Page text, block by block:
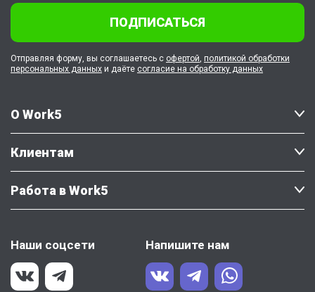
О Work5
Клиентам
Работа в Work5
Наши соцсети Напишите нам
ПОДПИСАТЬСЯ
Отправляя форму, вы соглашаетесь с офертой политикой обработки
персональных данных и даёте согласие на обработку данных